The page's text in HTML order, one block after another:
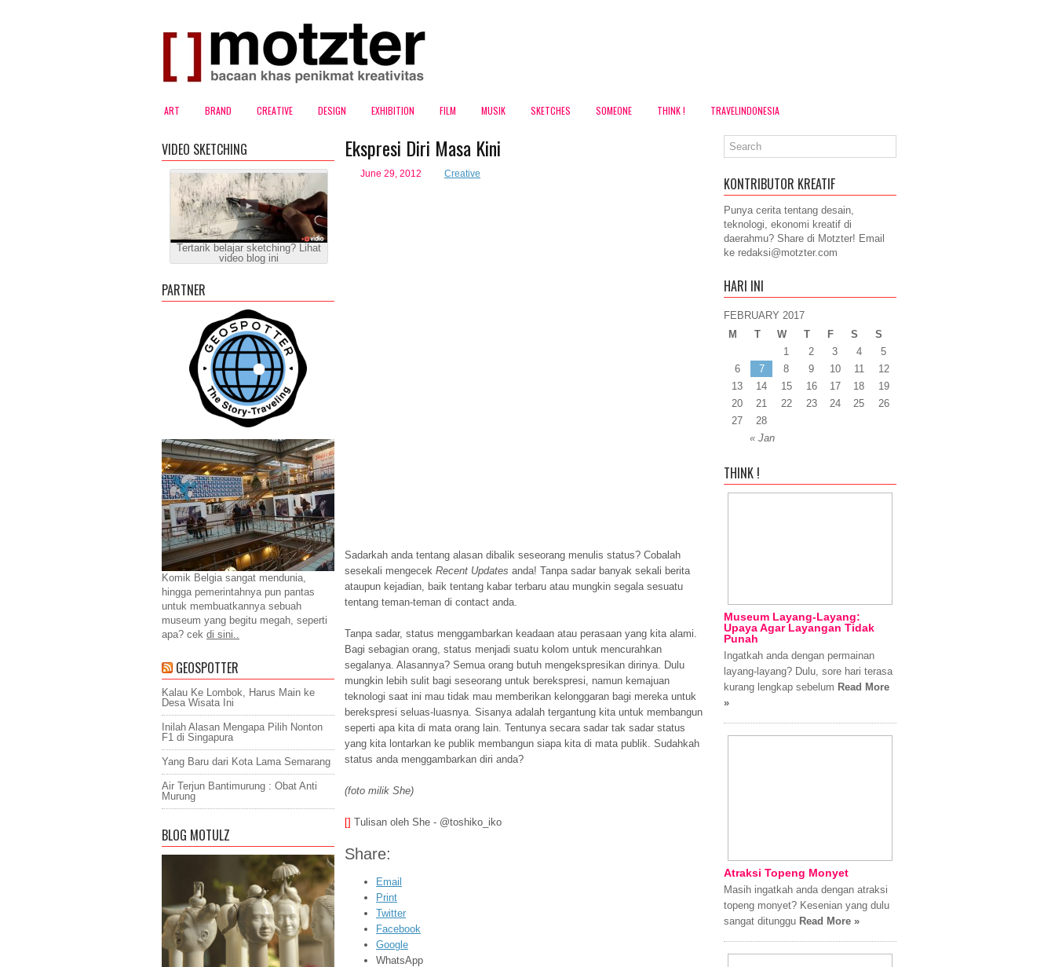
ART BRAND CREATIVE DESIGN EXHIBITION FILM MUSIK SKETCHES SOMEONE THINK ! TRAVELINDONESIA
Ekspresi Diri Masa Kini
June 29, 2012 Creative
Sadarkah anda tentang alasan dibalik seseorang menulis status? Cobalah
sesekali mengecek Recent Updates anda! Tanpa sadar banyak sekali berita
ataupun kejadian, baik tentang kabar terbaru atau mungkin segala sesuatu
tentang teman-teman di contact anda.
Tanpa sadar, status menggambarkan keadaan atau perasaan yang kita alami.
Bagi sebagian orang, status menjadi suatu kolom untuk mencurahkan
segalanya. Alasannya? Semua orang butuh mengekspresikan dirinya. Dulu
mungkin lebih sulit bagi seseorang untuk berekspresi, namun kemajuan
teknologi saat ini mau tidak mau memberikan kelonggaran bagi mereka untuk
berekspresi seluas-luasnya. Sisanya adalah tergantung kita untuk membangun
seperti apa kita di mata orang lain. Tentunya secara sadar tak sadar status
yang kita lontarkan ke publik membangun siapa kita di mata publik. Sudahkah
status anda menggambarkan diri anda?
(foto milik She)
[] Tulisan oleh She - @toshiko_iko
Share:
Email
Print
Twitter
Facebook
Google
WhatsApp
VIDEO SKETCHING
Tertarik belajar sketching? Lihat
video blog ini
PARTNER
Komik Belgia sangat mendunia,
hingga pemerintahnya pun pantas
untuk membuatkannya sebuah
museum yang begitu megah, seperti
apa? cek di sini..
GEOSPOTTER
Kalau Ke Lombok, Harus Main ke
Desa Wisata Ini
Inilah Alasan Mengapa Pilih Nonton
F1 di Singapura
Yang Baru dari Kota Lama Semarang
Air Terjun Bantimurung : Obat Anti
Murung
BLOG MOTULZ
KONTRIBUTOR KREATIF
Punya cerita tentang desain,
teknologi, ekonomi kreatif di
daerahmu? Share di Motzter! Email
ke redaksi@motzter.com
HARI INI
FEBRUARY 2017
M
T W T F S S
« Jan
1 2 3 4
5
6
7 8 9 10 11
12
13
14 15 16 17 18
19
20
21 22 23 24 25
26
27
28
THINK !
Museum Layang-Layang:
Upaya Agar Layangan Tidak
Punah
Ingatkah anda dengan permainan
layang-layang? Dulu, sore hari terasa
kurang lengkap sebelum Read More
»
Atraksi Topeng Monyet
Masih ingatkah anda dengan atraksi
topeng monyet? Kesenian yang dulu
sangat ditunggu Read More »